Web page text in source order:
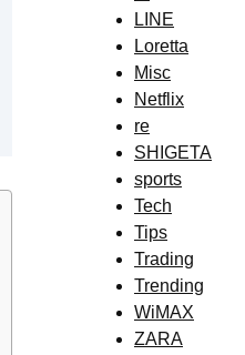
LINE
Loretta
Misc
Netflix
re
SHIGETA
sports
Tech
Tips
Trading
Trending
WiMAX
ZARA